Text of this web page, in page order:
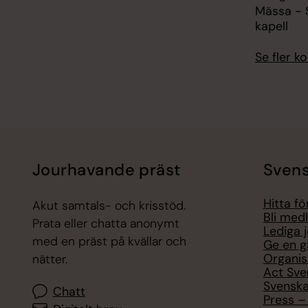
Mässa -
kapell
Se fler
Jourhavande präst
Akut samtals- och krisstöd.
Prata eller chatta anonymt
med en präst på kvällar och
nätter.
Chatt
Hitta
Bli
Lediga
Ge en
Act
Press